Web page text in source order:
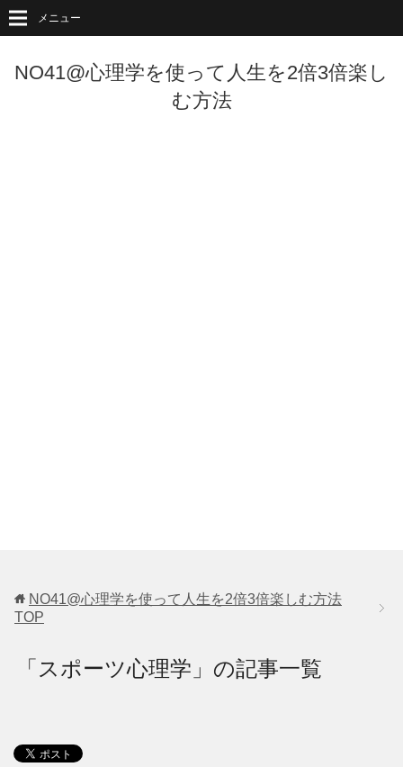
NO41@心理学を使って人生を2倍3倍楽し
む方法
メニュー
NO41@心理学を使って人生を2倍3倍楽しむ方法
TOP
「スポーツ心理学」の記事一覧